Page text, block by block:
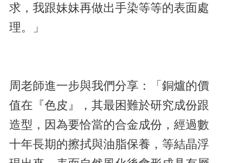
求，我跟妹妹再做出手染等等的表面處
理。」
周老師進一步與我們分享：「銅爐的價
值在『色皮』，其最困難於研究成份跟
造型，因為要恰當的合金成份，經過數
十年長期的擦拭與油脂保養，等結晶浮